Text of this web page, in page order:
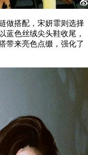
搭配，宋妍霏则选择
蓝色丝绒尖头鞋收尾，
带来亮色点缀，强化了